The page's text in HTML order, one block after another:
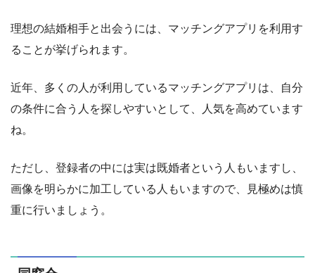
理想の結婚相手と出会うには、マッチングアプリを利用す
ることが挙げられます。
近年、多くの人が利用しているマッチングアプリは、自分
の条件に合う人を探しやすいとして、人気を高めています
ね。
ただし、登録者の中には実は既婚者という人もいますし、
画像を明らかに加工している人もいますので、見極めは慎
重に行いましょう。